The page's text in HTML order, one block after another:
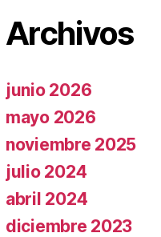
Archivos
junio 2026
mayo 2026
noviembre 2025
julio 2024
abril 2024
diciembre 2023